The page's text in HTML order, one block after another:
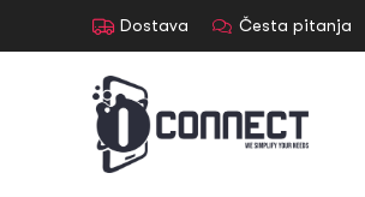
Dostava Česta pitanja